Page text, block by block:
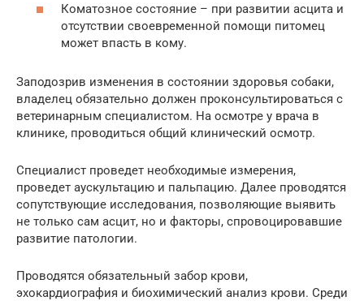
Коматозное состояние – при развитии асцита и
отсутствии своевременной помощи питомец
может впасть в кому.
Заподозрив изменения в состоянии здоровья собаки,
владелец обязательно должен проконсультироваться с
ветеринарным специалистом. На осмотре у врача в
клинике, проводиться общий клинический осмотр.
Специалист проведет необходимые измерения,
проведет аускультацию и пальпацию. Далее проводятся
сопутствующие исследования, позволяющие выявить
не только сам асцит, но и факторы, спровоцировавшие
развитие патологии.
Проводятся обязательный забор крови,
эхокардиография и биохимический анализ крови. Среди